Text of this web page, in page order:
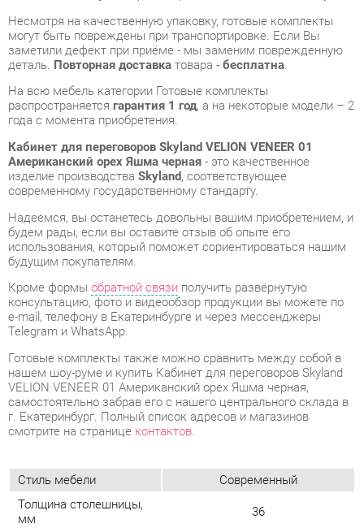
На всю мебель категории Готовые комплекты
распространяетсягарантия 1 год, а на некоторые модели – 2
года с момента приобретения.
Кабинет для переговоров Skyland VELION VENEER 01
Американский орех Яшма черная
изделие производстваSkyland, соответствующее
современному государственному стандарту.
Надеемся, вы останетесь довольны вашим приобретением, и
будем рады, если вы оставите отзыв об опыте его
использования, который поможет сориентироваться нашим
будущим покупателям.
консультацию, фото и видеообзор продукции вы можете по
e-mail, телефону в Екатеринбурге и через мессенджеры
Telegram и WhatsApp.
нашем шоу-руме и купить Кабинет для переговоров Skyland
VELION VENEER 01 Американский орех Яшма черная,
самостоятельно забрав его с нашего центрального склада в
г. Екатеринбург. Полный список адресов и магазинов
Стиль мебели Современный
Толщина столешницы,
мм
36
Тумбы
Без замка
Класс (офис)
Материал